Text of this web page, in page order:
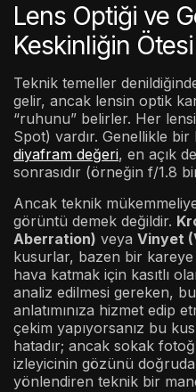
Lens Optiği ve
Keskinliğin Ötesi
Teknik temeller
gelir, ancak lensin optik
“ruhunu” belirler. Her
Spot) vardır. Genellikle
diyafram değeri, en açık
sonrasıdır (örneğin f/1.8
Ancak teknik
görüntü demek değildir.
Aberration) veya Vinyet
kusurlar, bazen bir
hava katmak için kasıtlı
analiz edilmesi gereken,
anlatımınıza hizmet edip
çekim yapıyorsanız bu
hatadır; ancak sokak
izleyicinin gözünü
yönlendiren teknik bir